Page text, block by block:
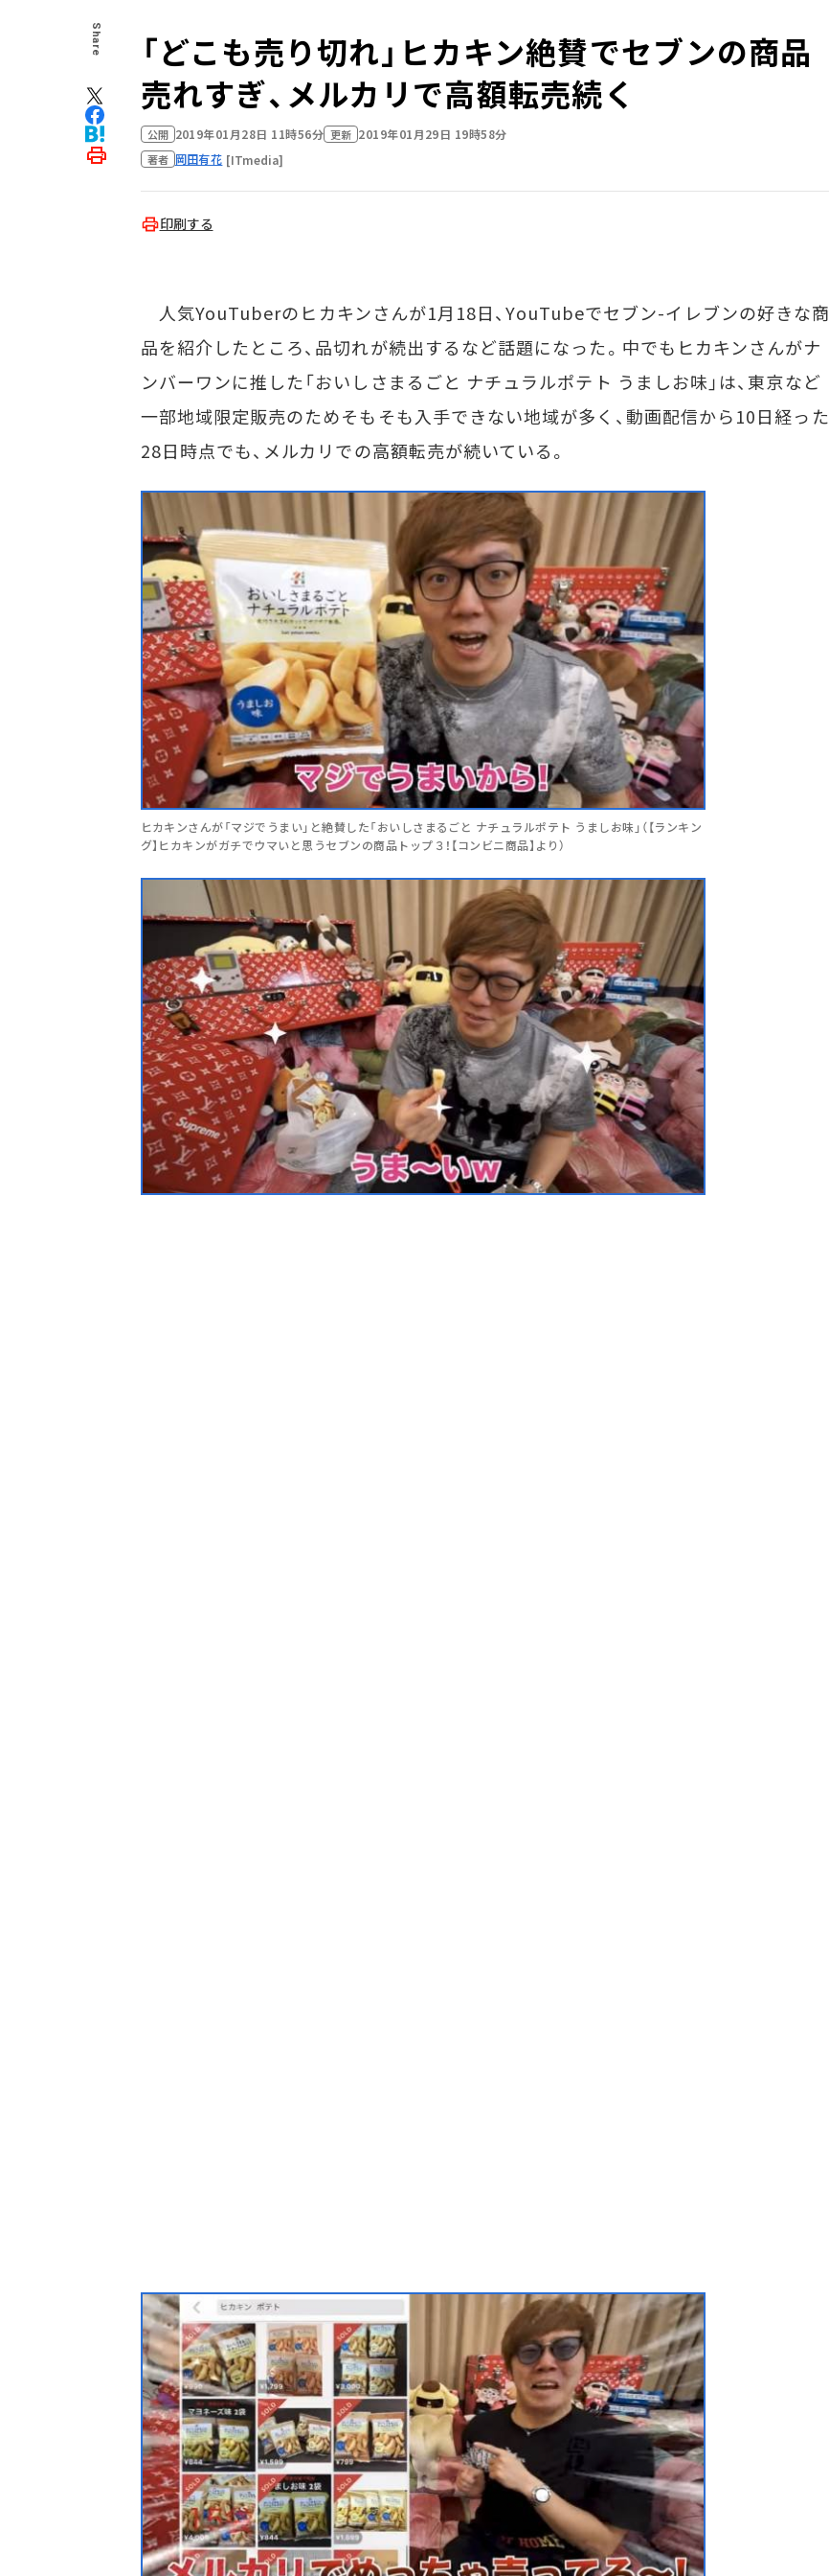
Share
「どこも売り切れ」ヒカキン絶賛でセブンの商品
売れすぎ、メルカリで高額転売続く
公開 2019年01月28日 11時56分 更新 2019年01月29日 19時58分
著者 岡田有花 [ITmedia]
印刷する
人気YouTuberのヒカキンさんが1月18日、YouTubeでセブン-イレブンの好きな商
品を紹介したところ、品切れが続出するなど話題になった。中でもヒカキンさんがナ
ンバーワンに推した「おいしさまるごと ナチュラルポテト うましお味」は、東京など
一部地域限定販売のためそもそも入手できない地域が多く、動画配信から10日経った
28日時点でも、メルカリでの高額転売が続いている。
ヒカキンさんが「マジでうまい」と絶賛した「おいしさまるごと ナチュラルポテト うましお味」（【ランキン
グ】ヒカキンがガチでウマいと思うセブンの商品トップ３！【コンビニ商品】より）